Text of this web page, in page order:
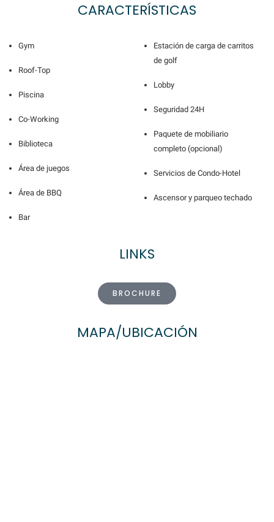
CARACTERÍSTICAS
Gym
Roof-Top
Piscina
Co-Working
Biblioteca
Área de juegos
Área de BBQ
Bar
Estación de carga de carritos
de golf
Lobby
Seguridad 24H
Paquete de mobiliario
completo (opcional)
Servicios de Condo-Hotel
Ascensor y parqueo techado
LINKS
BROCHURE
MAPA/UBICACIÓN